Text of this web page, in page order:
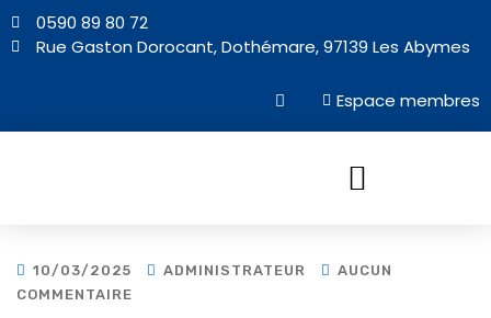
0590 89 80 72
Rue Gaston Dorocant, Dothémare, 97139 Les Abymes
Espace membres
10/03/2025 ADMINISTRATEUR
AUCUN
COMMENTAIRE